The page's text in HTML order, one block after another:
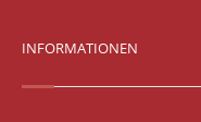
INFORMATIONEN